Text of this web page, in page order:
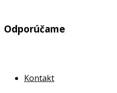
Odporúčame
Kontakt